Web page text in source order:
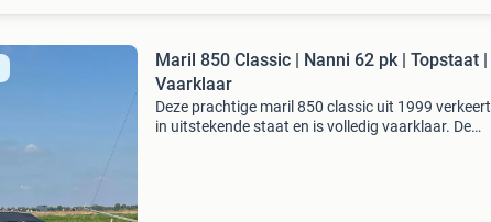
Maril 850 Classic | Nanni 62 pk | Topstaat |
Vaarklaar
Deze prachtige maril 850 classic uit 1999 verkeert
in uitstekende staat en is volledig vaarklaar. De